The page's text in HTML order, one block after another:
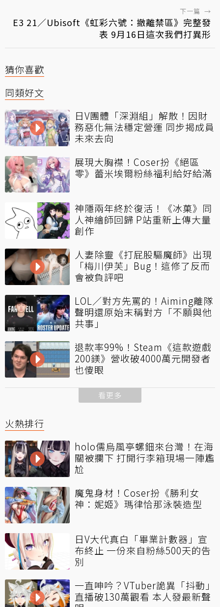
下一篇 →
E3 21／Ubisoft《虹彩六號：撤離禁區》完整發
表 9月16日這次我們打異形
猜你喜歡
同類好文
日V團體「深淵組」解散！因財
務惡化無法穩定營運 同步揭成員
未來去向
展現大胸襟！Coser扮《絕區
零》蕾米埃爾粉絲福利給好給滿
神隱兩年終於復活！《冰菓》同
人神繪師回歸 P站重新上傳大量
創作
人妻除靈《打屁股驅魔師》出現
「梅川伊芙」Bug！這修了反而
會被負評吧
LOL／對方先罵的！Aiming離隊
聲明還原始末稱對方「不願與他
共事」
退款率99%！Steam《這款遊戲
200鎂》營收破4000萬元開發者
也傻眼
看更多
火熱排行
holo儒烏風亭螺鈿來台灣！在海
關被攔下 打開行李箱現場一陣尷
尬
魔鬼身材！Coser扮《勝利女
神：妮姬》瑪律恰那泳裝造型
日V大代真白「畢業計數器」宣
布終止 一份來自粉絲500天的告
別
一直呻吟？VTuber詭異「抖動」
直播破130萬觀看 本人發最新聲